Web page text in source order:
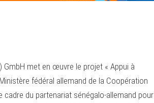
met en œuvre le projet « Appui à
fédéral allemand de la Coopération
cadre du partenariat sénégalo-allemand pour